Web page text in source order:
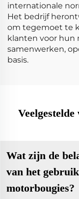
internationale
Het bedrijf
om tegemoet te
klanten voor hun
samenwerken,
basis.
Wat zijn de
van het
motorbougies?